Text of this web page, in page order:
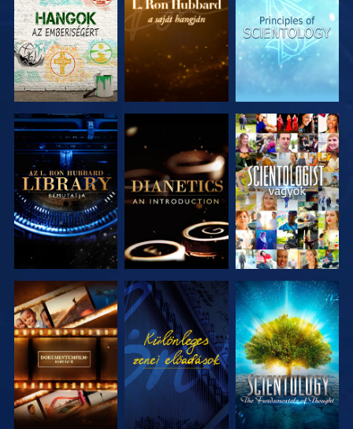
RÉSZEI
RÉSZEI
RÉSZEI
A SOROZAT
RÉSZEI
A SOROZAT
RÉSZEI
MŰSORNÉZÉS
A SOROZAT
RÉSZEI
MŰSORNÉZÉS
A SOROZAT
RÉSZEI